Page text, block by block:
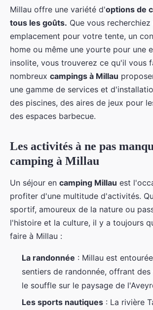
Millau offre une variété d'options de
tous les goûts. Que vous recherchiez
emplacement pour votre tente, un
home ou même une yourte pour une
insolite, vous trouverez ce qu'il vous
nombreux campings à Millau
une gamme de services et
des piscines, des aires de jeux pour
des espaces barbecue.
Les activités à ne pas
camping à Millau
Un séjour en camping Millau est
profiter d'une multitude d'activités.
sportif, amoureux de la nature ou
l'histoire et la culture, il y a toujours
faire à Millau :
La randonnée : Millau est
sentiers de randonnée, offrant
le souffle sur le paysage de
Les sports nautiques : La rivière